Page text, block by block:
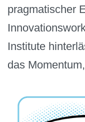
pragmatischer
Institute
das